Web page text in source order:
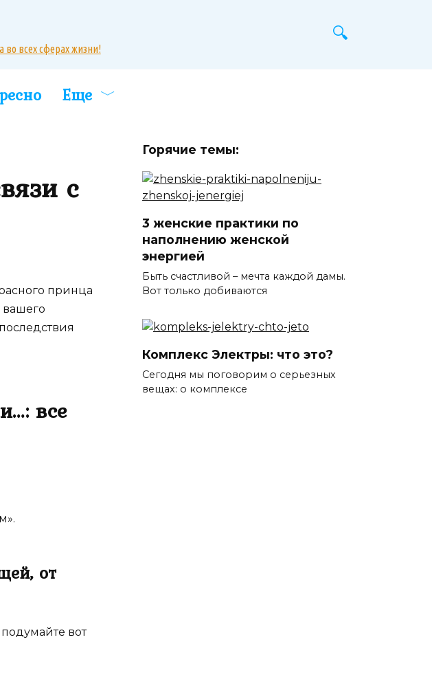
во всех сферах жизни!
Еще
с
принца
вашего
все
от
вот
Горячие темы:
3 женские практики по
наполнению женской
энергией
Быть счастливой – мечта каждой дамы.
Вот только добиваются
Комплекс Электры: что это?
Сегодня мы поговорим о серьезных
вещах: о комплексе